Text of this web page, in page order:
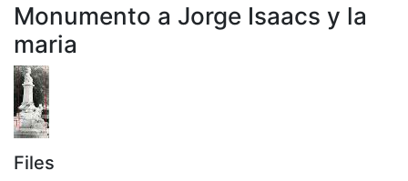
Monumento a Jorge Isaacs y la
maria
Files